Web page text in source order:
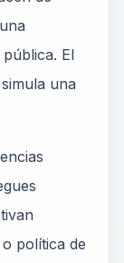
El
una
política de